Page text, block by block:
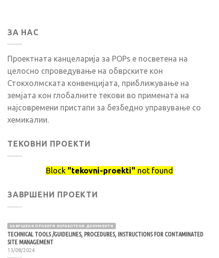
ЗА НАС
Проектната канцеларија за POPs е посветена на
целосно спроведување на обврските кон
Стокхолмската конвенцијата, приближување на
земјата кон глобалните текови во примената на
најсовремени пристапи за безбедно управување со
хемикалии.
ТЕКОВНИ ПРОЕКТИ
Block "tekovni-proekti" not found
ЗАВРШЕНИ ПРОЕКТИ
ЗАВРШЕНИ ПРОЕКТИ ИЗРАБОТЕНИ ДОКУМЕНТИ
TECHNICAL TOOLS /GUIDELINES, PROCEDURES, INSTRUCTIONS FOR CONTAMINATED
SITE MANAGEMENT
13/08/2024